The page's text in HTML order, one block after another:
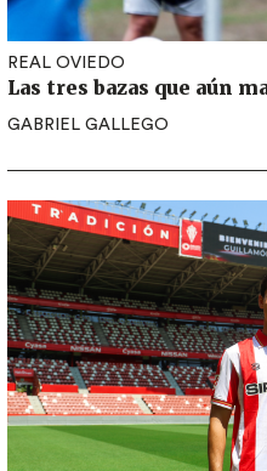
REAL OVIEDO
Las tres bazas que aún
GABRIEL GALLEGO